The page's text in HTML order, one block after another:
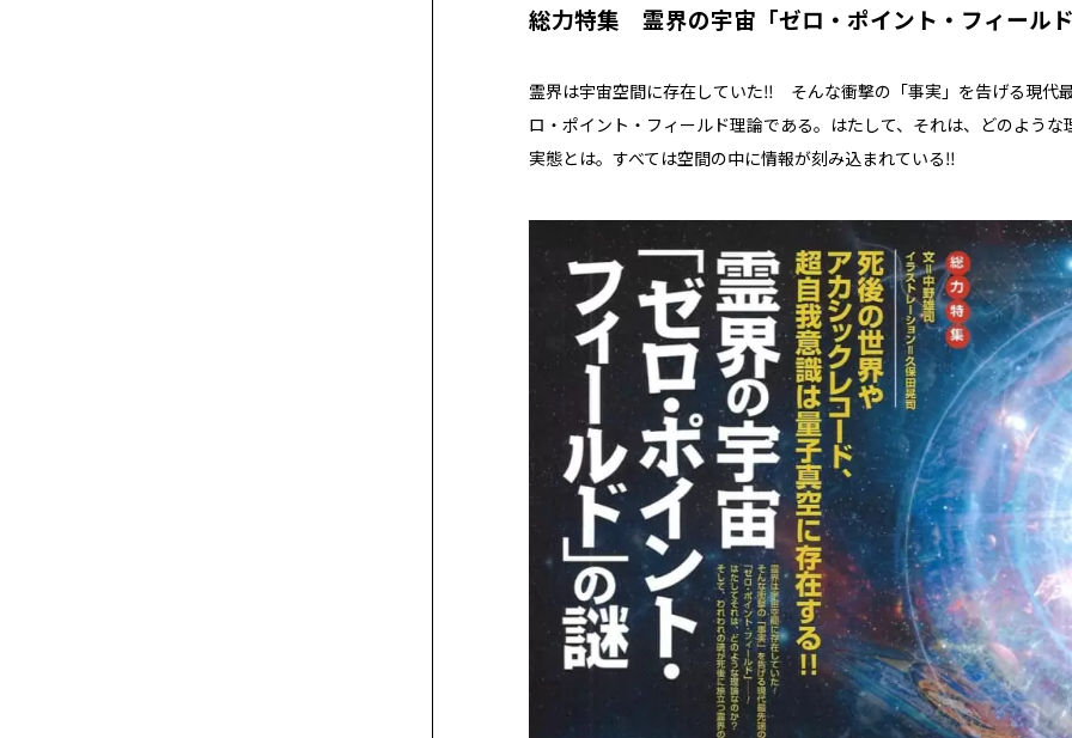
総力特集 霊界の宇宙「ゼロ・ポイント・フィール
霊界は宇宙空間に存在していた‼ そんな衝撃の「事実」を告げる現代
ロ・ポイント・フィールド理論である。はたして、それは、どのよう
実態とは。すべては空間の中に情報が刻み込まれている‼